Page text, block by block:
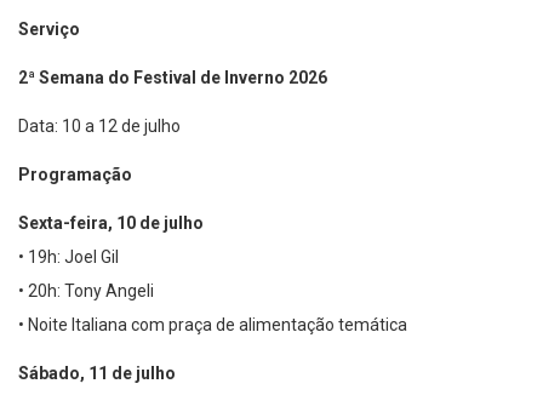
Serviço
2ª Semana do Festival de Inverno 2026
Data: 10 a 12 de julho
Programação
Sexta-feira, 10 de julho
• 19h: Joel Gil
• 20h: Tony Angeli
• Noite Italiana com praça de alimentação temática
Sábado, 11 de julho